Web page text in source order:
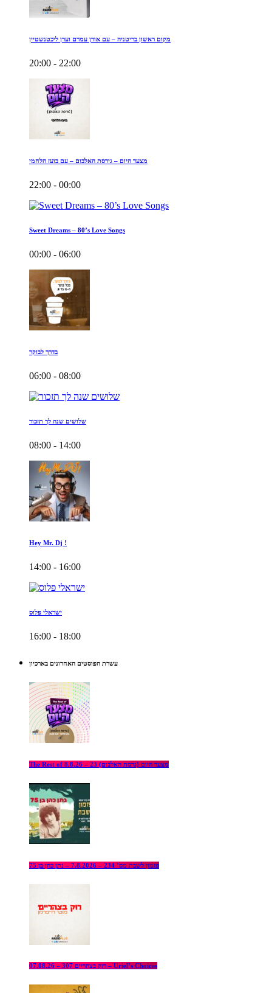
מקום ראשון בריטניה – עם אורן עמרם וערן ליכטנשטיין
20:00 - 22:00
מצעד היום – גירסת האלבום – עם בועז הלחמי
22:00 - 00:00
Sweet Dreams – 80’s Love Songs
00:00 - 06:00
בדרך לבוקר
06:00 - 08:00
שלושים שנה לך תזכור
08:00 - 14:00
Hey Mr. Dj !
14:00 - 16:00
ישראלי פלוס
16:00 - 18:00
עשרת הפוסטים האחרונים בארכיון
The Rest of מצעד היום (גרסת האלבום) 23 – 8.8.26
פזמון לשבת מס’ 234 – 7.8.2026 – נתן כהן בן 75
רוק בצהריים 307 – 07.08.26 – Uriel’s Choices